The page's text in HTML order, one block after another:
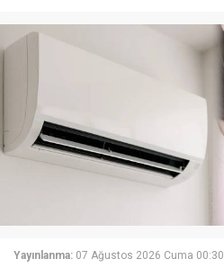
Yayınlanma: 07 Ağustos 2026 Cuma 00:30